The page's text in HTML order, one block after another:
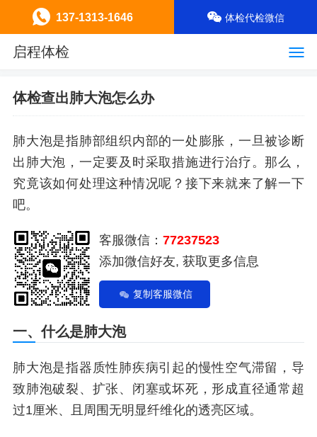
启程体检
体检查出肺大泡怎么办
肺大泡是指肺部组织内部的一处膨胀，一旦被诊断
出肺大泡，一定要及时采取措施进行治疗。那么，
究竟该如何处理这种情况呢？接下来就来了解一下
吧。
客服微信： 77237523
添加微信好友, 获取更多信息
复制客服微信
一、什么是肺大泡
肺大泡是指器质性肺疾病引起的慢性空气滞留，导
致肺泡破裂、扩张、闭塞或坏死，形成直径通常超
过1厘米、且周围无明显纤维化的透亮区域。
137-1313-1646 体检代检微信